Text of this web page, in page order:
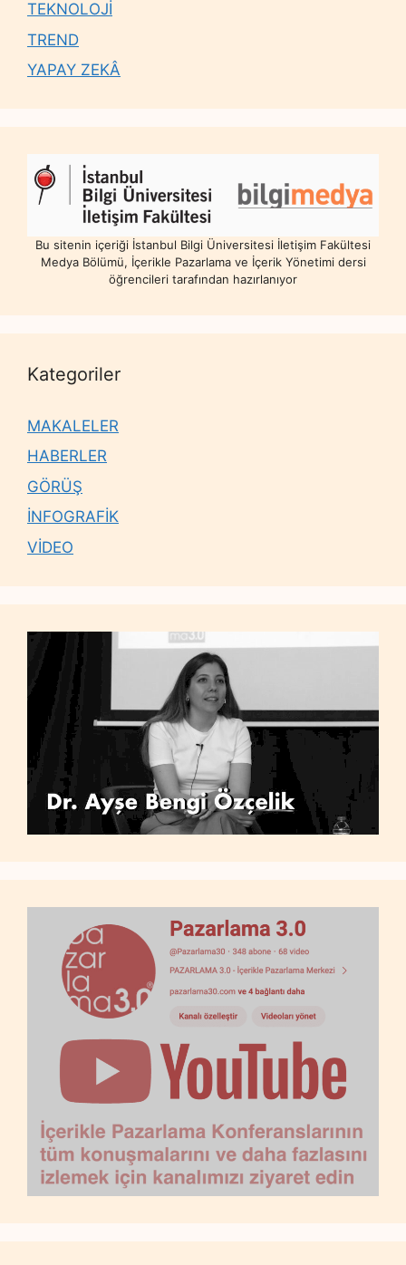
TEKNOLOJİ
TREND
YAPAY ZEKÂ
Bu sitenin içeriği İstanbul Bilgi Üniversitesi İletişim Fakültesi
Medya Bölümü, İçerikle Pazarlama ve İçerik Yönetimi dersi
öğrencileri tarafından hazırlanıyor
Kategoriler
MAKALELER
HABERLER
GÖRÜŞ
İNFOGRAFİK
VİDEO